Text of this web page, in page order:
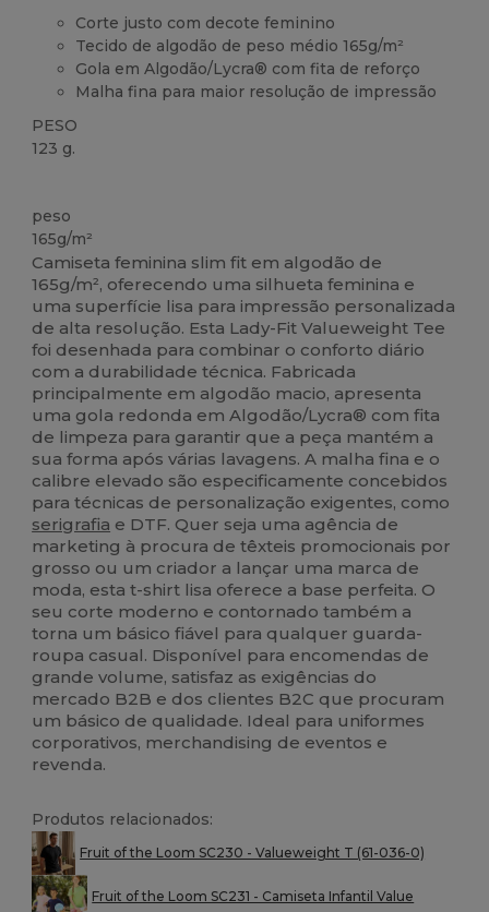
Corte justo com decote feminino
Tecido de algodão de peso médio 165g/m²
Gola em Algodão/Lycra® com fita de reforço
Malha fina para maior resolução de impressão
PESO
123 g.
peso
165g/m²
Camiseta feminina slim fit em algodão de
165g/m², oferecendo uma silhueta feminina e
uma superfície lisa para impressão personalizada
de alta resolução. Esta Lady-Fit Valueweight Tee
foi desenhada para combinar o conforto diário
com a durabilidade técnica. Fabricada
principalmente em algodão macio, apresenta
uma gola redonda em Algodão/Lycra® com fita
de limpeza para garantir que a peça mantém a
sua forma após várias lavagens. A malha fina e o
calibre elevado são especificamente concebidos
para técnicas de personalização exigentes, como
serigrafia e DTF. Quer seja uma agência de
marketing à procura de têxteis promocionais por
grosso ou um criador a lançar uma marca de
moda, esta t-shirt lisa oferece a base perfeita. O
seu corte moderno e contornado também a
torna um básico fiável para qualquer guarda-
roupa casual. Disponível para encomendas de
grande volume, satisfaz as exigências do
mercado B2B e dos clientes B2C que procuram
um básico de qualidade. Ideal para uniformes
corporativos, merchandising de eventos e
revenda.
Produtos relacionados:
Fruit of the Loom SC230 - Valueweight T (61-036-0)
Fruit of the Loom SC231 - Camiseta Infantil Value